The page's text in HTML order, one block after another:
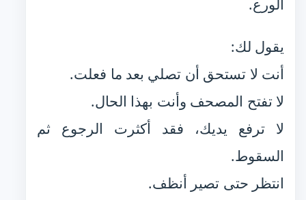
الورع.
يقول لك:
أنت لا تستحق أن تصلي بعد ما فعلت.
لا تفتح المصحف وأنت بهذا الحال.
لا ترفع يديك، فقد أكثرت الرجوع ثم
السقوط.
انتظر حتى تصير أنظف.